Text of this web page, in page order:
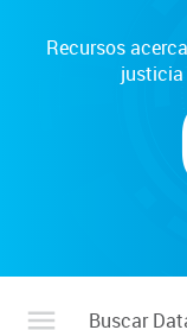
Recursos
justicia